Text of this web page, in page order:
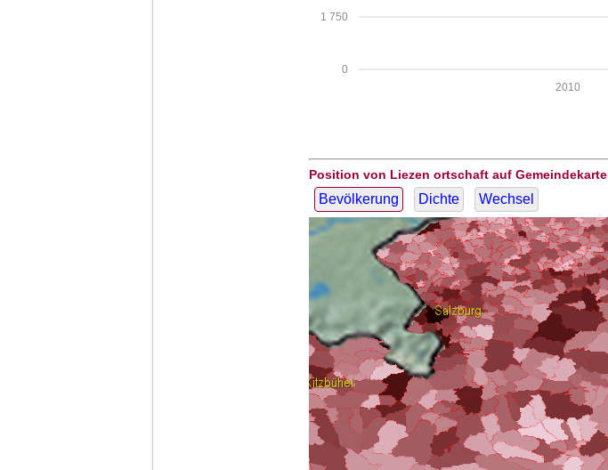
0
1 750
2010
Position von Liezen ortschaft auf Gemeindekarte
Bevölkerung Dichte Wechsel